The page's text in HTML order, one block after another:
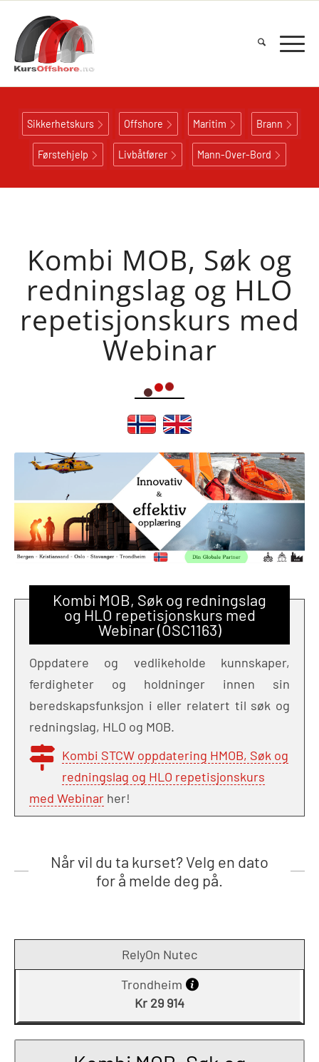
Sikkerhetskurs Offshore Maritim Brann
Førstehjelp Livbåtfører Mann-Over-Bord
Kombi MOB, Søk og
redningslag og HLO
repetisjonskurs med
Webinar
Kombi MOB, Søk og redningslag
og HLO repetisjonskurs med
Webinar (OSC1163)
Oppdatere og vedlikeholde kunnskaper,
ferdigheter og holdninger innen sin
beredskapsfunksjon i eller relatert til søk og
redningslag, HLO og MOB.
Kombi STCW oppdatering HMOB, Søk og
redningslag og HLO repetisjonskurs
med Webinar her!
Når vil du ta kurset? Velg en dato
for å melde deg på.
RelyOn Nutec
Trondheim
Kr 29 914